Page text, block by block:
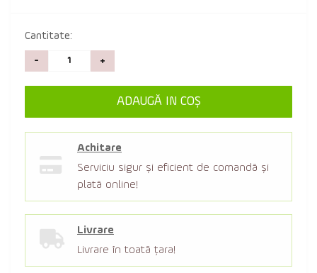
Cantitate:
- +
ADAUGĂ IN COŞ
Achitare
Serviciu sigur şi eficient de comandă şi
plată online!
Livrare
Livrare în toată țara!